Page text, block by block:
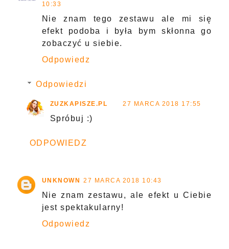
10:33
Nie znam tego zestawu ale mi się
efekt podoba i była bym skłonna go
zobaczyć u siebie.
Odpowiedz
Odpowiedzi
ZUZKAPISZE.PL 27 MARCA 2018 17:55
Spróbuj :)
ODPOWIEDZ
UNKNOWN 27 MARCA 2018 10:43
Nie znam zestawu, ale efekt u Ciebie
jest spektakularny!
Odpowiedz